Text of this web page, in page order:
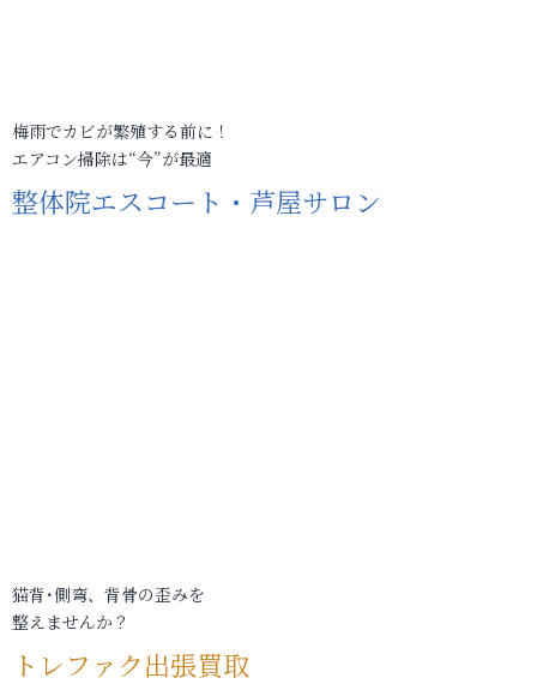
梅雨でカビが繁殖する前に！
エアコン掃除は“今”が最適
整体院エスコート・芦屋サロン
猫背･側弯、背骨の歪みを
整えませんか？
トレファク出張買取